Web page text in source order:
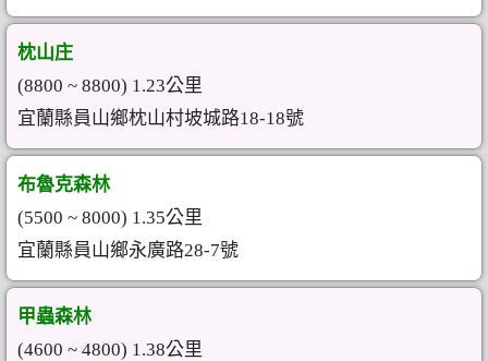
枕山庄
(8800 ~ 8800) 1.23公里
宜蘭縣員山鄉枕山村坡城路18-18號
布魯克森林
(5500 ~ 8000) 1.35公里
宜蘭縣員山鄉永廣路28-7號
甲蟲森林
(4600 ~ 4800) 1.38公里